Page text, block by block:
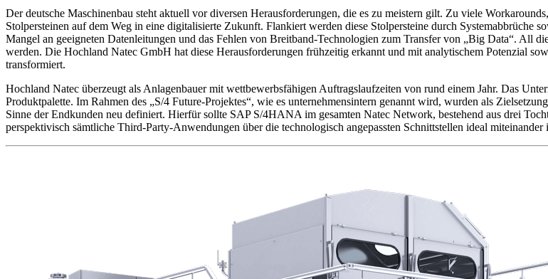
Der deutsche Maschinenbau steht aktuell vor diversen Herausforderungen, die es zu meistern gilt. Zu viele
Stolpersteinen auf dem Weg in eine digitalisierte Zukunft. Flankiert werden diese Stolpersteine durch
Mangel an geeigneten Datenleitungen und das Fehlen von Breitband-Technologien zum Transfer von „Big Data“. All
werden. Die Hochland Natec GmbH hat diese Herausforderungen frühzeitig erkannt und mit analytischem Potenzial
transformiert.
Hochland Natec überzeugt als Anlagenbauer mit wettbewerbsfähigen Auftragslaufzeiten von rund einem Jahr. Das
Produktpalette. Im Rahmen des „S/4 Future-Projektes“, wie es unternehmensintern genannt wird, wurden als
Sinne der Endkunden neu definiert. Hierfür sollte SAP S/4HANA im gesamten Natec Network, bestehend aus drei
perspektivisch sämtliche Third-Party-Anwendungen über die technologisch angepassten Schnittstellen ideal